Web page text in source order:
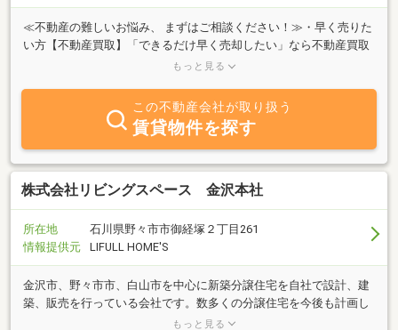
≪不動産の難しいお悩み、 まずはご相談ください！≫・早く売りた
い方【不動産買取】「できるだけ早く売却したい」なら不動産買取
をご検討ください・高く売りたい方【仲介売却】「できるだけ高値
りの方【任意売却】住宅ローンの返済にお困りなら早めのご相談
を！・空き家・空き地、相続についてもご相談ください地域に根差
した不動産業を営む当社は、地域のお客様とたくさんのご縁がある
からこそ、今日まで地域密着で不動産業を営むことができたと考え
ています。真摯に対応してまいりますので、土地や物件に関するこ
となら、どのようなことでもご相談ください。土地建物の売買、賃
産の紹介、相続不動産に関するご相談など不動産に関するさまざま
なニーズにお応えします。
もっと見る
この不動産会社が取り扱う
賃貸物件を探す
株式会社リビングスペース 金沢本社
所在地
石川県野々市市御経塚２丁目261
情報提供元
LIFULL HOME'S
金沢市、野々市市、白山市を中心に新築分譲住宅を自社で設計、建
築、販売を行っている会社です。数多くの分譲住宅を今後も計画し
ておりますので、お気軽にご連絡いただければご紹介させていただ
もっと見る